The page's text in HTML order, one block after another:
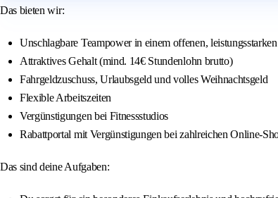
Das bieten wir:
Unschlagbare Teampower in einem offenen,
Attraktives Gehalt (mind. 14€ Stundenlohn brutto)
Fahrgeldzuschuss, Urlaubsgeld und volles Weihnachtsgeld
Flexible Arbeitszeiten
Vergünstigungen bei Fitnessstudios
Rabattportal mit Vergünstigungen bei zahlreichen Online-
Das sind deine Aufgaben: